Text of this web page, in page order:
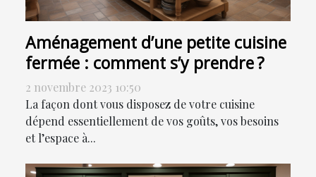
Aménagement d’une petite cuisine
fermée : comment s’y prendre ?
2 novembre 2023 10:50
La façon dont vous disposez de votre cuisine
dépend essentiellement de vos goûts, vos besoins
et l’espace à...